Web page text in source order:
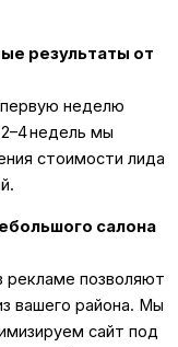
результаты от
неделю
недель мы
стоимости лида
салона
рекламе позволяют
вашего района. Мы
сайт под